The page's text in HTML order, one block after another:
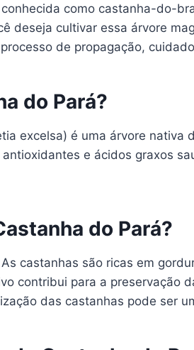
como castanha-do-
deseja cultivar essa árvore
de propagação,
do Pará?
excelsa) é uma árvore
e ácidos graxos
do Pará?
As castanhas são ricas em
contribui para a preservação
das castanhas pode ser